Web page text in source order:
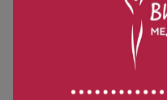
устранения кератоза,
выравнивания
полного
повышения